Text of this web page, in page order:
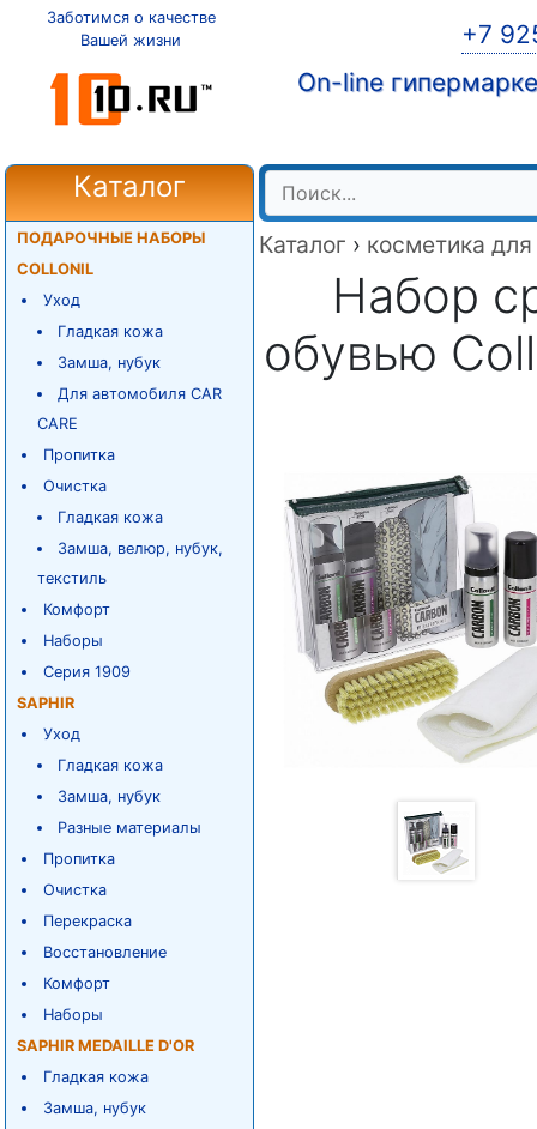
Заботимся о качестве
Вашей жизни
+7
On-line
Каталог
ПОДАРОЧНЫЕ НАБОРЫ
COLLONIL
Уход
Гладкая кожа
Замша, нубук
Для автомобиля CAR
CARE
Пропитка
Очистка
Гладкая кожа
Замша, велюр, нубук,
текстиль
Комфорт
Наборы
Серия 1909
SAPHIR
Уход
Гладкая кожа
Замша, нубук
Разные материалы
Пропитка
Очистка
Перекраска
Восстановление
Комфорт
Наборы
SAPHIR MEDAILLE D'OR
Гладкая кожа
Замша, нубук
Каталог › косметика
Набор
обувью